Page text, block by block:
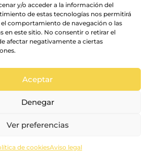
y/o acceder a la información del
de estas tecnologías nos permitirá
comportamiento de navegación o las
en este sitio. No consentir o retirar el
afectar negativamente a ciertas
Aceptar
Denegar
Ver preferencias
de cookiesAviso legal
© La vida en un pixel
Condiciones